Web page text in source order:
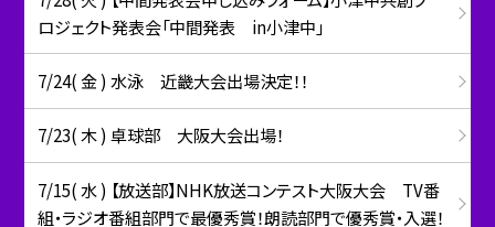
ロジェクト発表会「中間発表 in小津中」
7/24( 金 ) 水泳 近畿大会出場決定！！
7/23( 木 ) 卓球部 大阪大会出場！
7/15( 水 ) 【放送部】NHK放送コンテスト大阪大会 TV番
組・ラジオ番組部門で最優秀賞！朗読部門で優秀賞・入選！